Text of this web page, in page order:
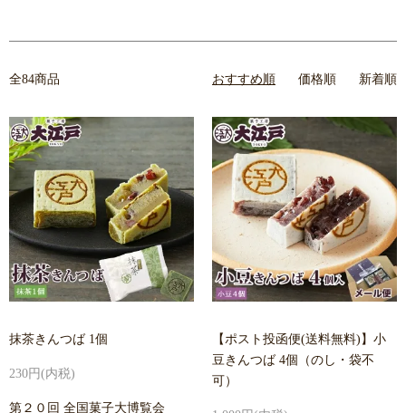
全84商品 おすすめ順 価格順 新着順
抹茶きんつば 1個
230円(内税)
第２０回 全国菓子大博覧会
【ポスト投函便(送料無料)】小
豆きんつば 4個（のし・袋不
可）